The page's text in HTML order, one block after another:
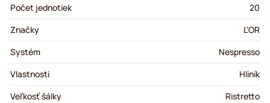
Počet jednotiek
20
Značky
L'OR
Systém
Nespresso
Vlastnosti
Hliník
Veľkosť šálky
Ristretto